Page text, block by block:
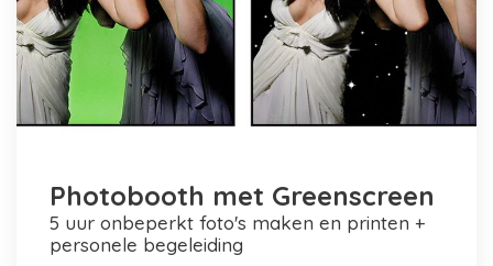
Photobooth met Greenscreen
5 uur onbeperkt foto's maken en printen +
personele begeleiding